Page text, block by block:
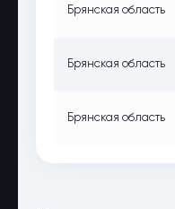
Брянская область
Брянская область
Брянская область